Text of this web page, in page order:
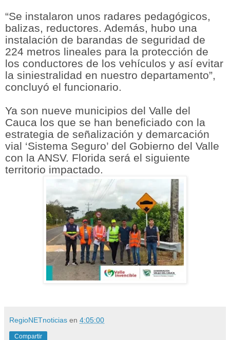
“Se instalaron unos radares pedagógicos,
balizas, reductores. Además, hubo una
instalación de barandas de seguridad de
224 metros lineales para la protección de
los conductores de los vehículos y así evitar
la siniestralidad en nuestro departamento”,
concluyó el funcionario.
Ya son nueve municipios del Valle del
Cauca los que se han beneficiado con la
estrategia de señalización y demarcación
vial ‘Sistema Seguro’ del Gobierno del Valle
con la ANSV. Florida será el siguiente
territorio impactado.
RegioNETnoticias en 4:05:00
Compartir